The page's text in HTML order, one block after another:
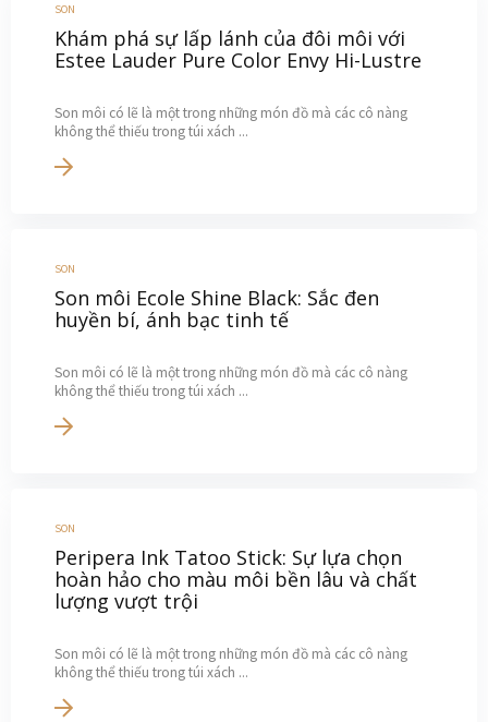
SON
Khám phá sự lấp lánh của đôi môi với
Estee Lauder Pure Color Envy Hi-Lustre
Son môi có lẽ là một trong những món đồ mà các cô nàng
không thể thiếu trong túi xách ...
SON
Son môi Ecole Shine Black: Sắc đen
huyền bí, ánh bạc tinh tế
Son môi có lẽ là một trong những món đồ mà các cô nàng
không thể thiếu trong túi xách ...
SON
Peripera Ink Tatoo Stick: Sự lựa chọn
hoàn hảo cho màu môi bền lâu và chất
lượng vượt trội
Son môi có lẽ là một trong những món đồ mà các cô nàng
không thể thiếu trong túi xách ...